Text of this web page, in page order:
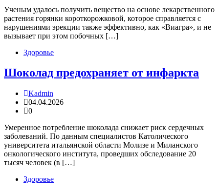
Ученым удалось получить вещество на основе лекарственного
растения горянки короткорожковой, которое справляется с
нарушениями эрекции также эффективно, как «Виагра», и не
вызывает при этом побочных […]
Здоровье
Шоколад предохраняет от инфаркта
Kadmin
04.04.2026
0
Умеренное потребление шоколада снижает риск сердечных
заболеваний. По данным специалистов Католического
университета итальянской области Молизе и Миланского
онкологического института, проведших обследование 20
тысяч человек (в […]
Здоровье